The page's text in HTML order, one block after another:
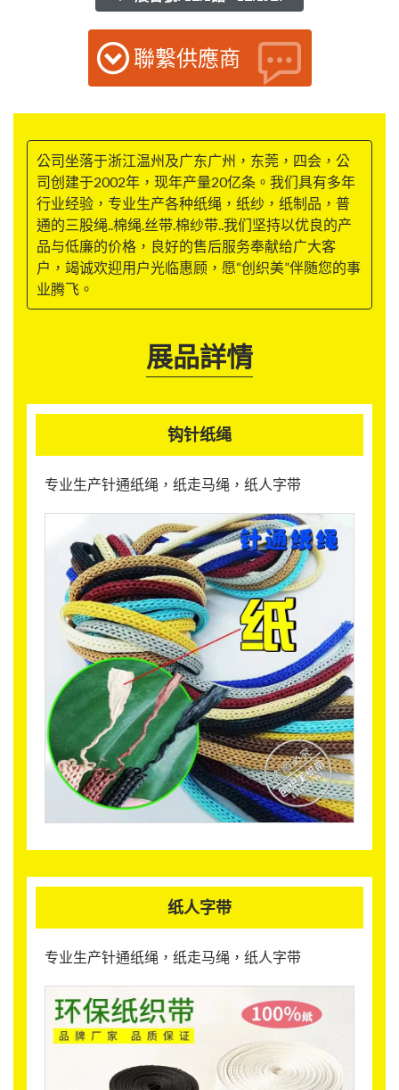
聯繫供應商
公司坐落于浙江温州及广东广州，东莞，四会，公
司创建于2002年，现年产量20亿条。我们具有多年
行业经验，专业生产各种纸绳，纸纱，纸制品，普
通的三股绳..棉绳.丝带.棉纱带..我们坚持以优良的产
品与低廉的价格，良好的售后服务奉献给广大客
户，竭诚欢迎用户光临惠顾，愿“创织美”伴随您的事
业腾飞。
展品詳情
钩针纸绳
专业生产针通纸绳，纸走马绳，纸人字带
纸人字带
专业生产针通纸绳，纸走马绳，纸人字带